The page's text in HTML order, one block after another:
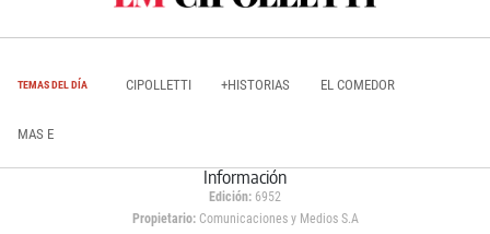
TEMAS DEL DÍA CIPOLLETTI +HISTORIAS EL COMEDOR
MAS E
Información
Edición: 6952
Propietario:Comunicaciones y Medios S.A